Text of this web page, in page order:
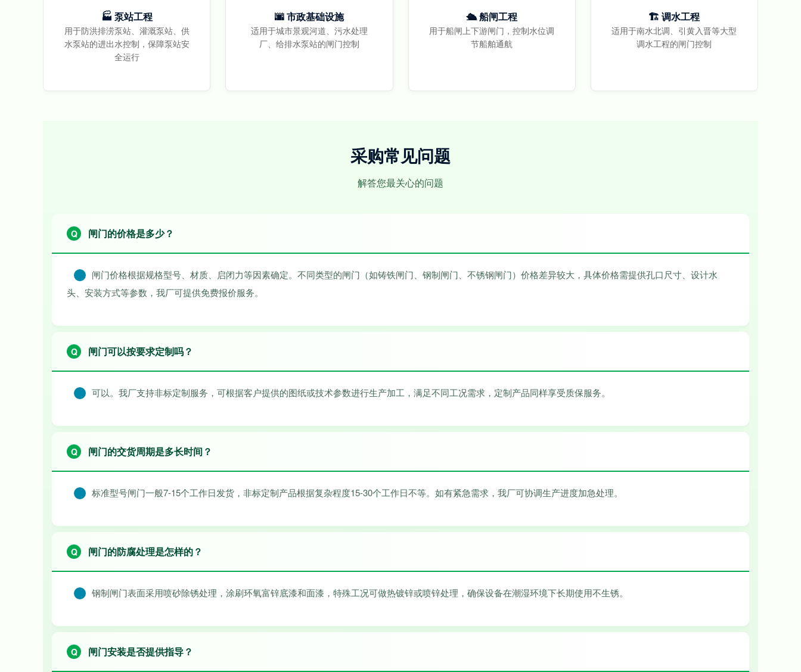
🏭 泵站工程
用于防洪排涝泵站、灌溉泵站、供
水泵站的进出水控制，保障泵站安
全运行
🌆 市政基础设施
适用于城市景观河道、污水处理
厂、给排水泵站的闸门控制
🛳️ 船闸工程
用于船闸上下游闸门，控制水位调
节船舶通航
🏗️ 调水工程
适用于南水北调、引黄入晋等大型
调水工程的闸门控制
采购常见问题
解答您最关心的问题
闸门的价格是多少？
闸门价格根据规格型号、材质、启闭力等因素确定。不同类型的闸门（如铸铁闸门、钢制闸门、不锈钢闸门）价格差异较大，具体价格需提供孔口尺寸、设计水
头、安装方式等参数，我厂可提供免费报价服务。
闸门可以按要求定制吗？
可以。我厂支持非标定制服务，可根据客户提供的图纸或技术参数进行生产加工，满足不同工况需求，定制产品同样享受质保服务。
闸门的交货周期是多长时间？
标准型号闸门一般7-15个工作日发货，非标定制产品根据复杂程度15-30个工作日不等。如有紧急需求，我厂可协调生产进度加急处理。
闸门的防腐处理是怎样的？
钢制闸门表面采用喷砂除锈处理，涂刷环氧富锌底漆和面漆，特殊工况可做热镀锌或喷锌处理，确保设备在潮湿环境下长期使用不生锈。
闸门安装是否提供指导？